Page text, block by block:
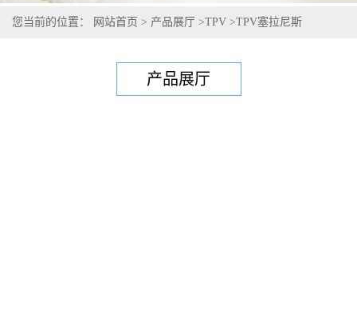
您当前的位置： 网站首页 > 产品展厅 >TPV >TPV塞拉尼斯
产品展厅